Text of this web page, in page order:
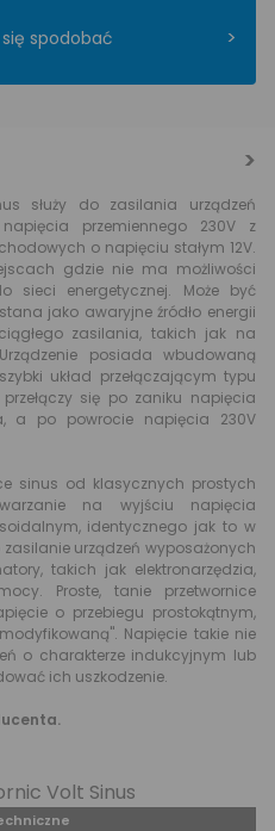
spodobać >
służy do zasilania urządzeń
przemiennego 230V z
o napięciu stałym 12V.
gdzie nie ma możliwości
sieci energetycznej. Może być
jako awaryjne źródło energii
zasilania, takich jak na
posiada wbudowaną
układ przełączającym typu
się po zaniku napięcia
a po powrocie napięcia 230V
sinus od klasycznych prostych
na wyjściu napięcia
identycznego jak to w
urządzeń wyposażonych
takich jak elektronarzędzia,
Proste, tanie przetwornice
o przebiegu prostokątnym,
Napięcie takie nie
o charakterze indukcyjnym lub
ich uszkodzenie.
Volt Sinus